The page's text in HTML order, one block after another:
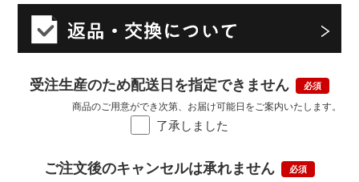
受注生産のため配送日を指定できません
了承しました
商品のご用意ができ次第、お届け可能日をご案内いたします。
ご注文後のキャンセルは承れません